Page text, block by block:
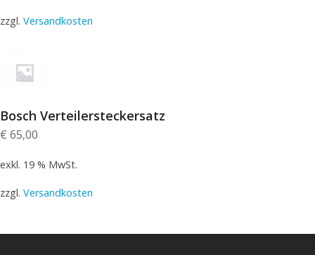
zzgl. Versandkosten
Bosch Verteilersteckersatz
€ 65,00
exkl. 19 % MwSt.
zzgl. Versandkosten